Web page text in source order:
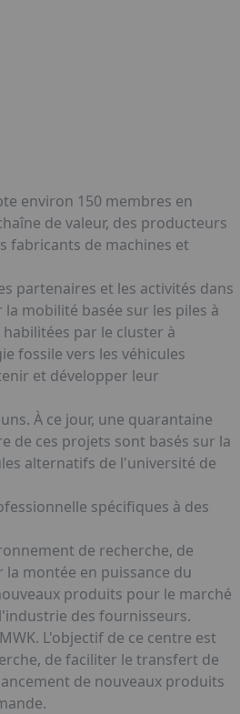
environ 150 membres en
de valeur, des producteurs
fabricants de machines et
partenaires et les activités dans
mobilité basée sur les piles à
par le cluster à
fossile vers les véhicules
et développer leur
À ce jour, une quarantaine
de ces projets sont basés sur la
alternatifs de l'université de
spécifiques à des
de recherche, de
montée en puissance du
produits pour le marché
des fournisseurs.
L'objectif de ce centre est
de faciliter le transfert de
de nouveaux produits